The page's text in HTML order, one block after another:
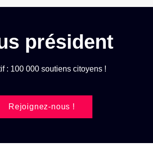
président
: 100 000 soutiens citoyens !
Rejoignez-nous !